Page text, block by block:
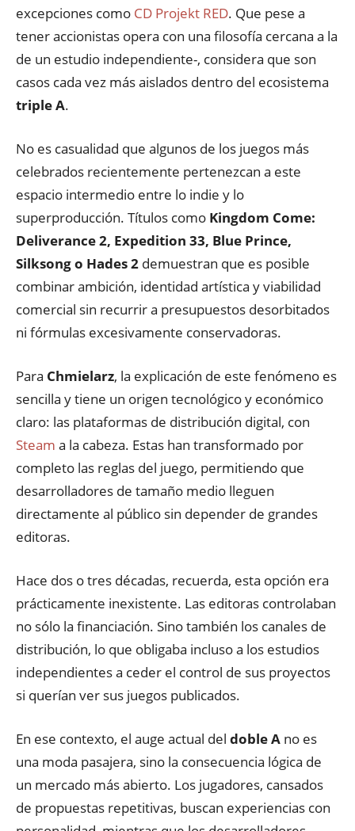
excepciones como CD Projekt RED. Que pese a
tener accionistas opera con una filosofía cercana a la
de un estudio independiente-, considera que son
casos cada vez más aislados dentro del ecosistema
triple A.
No es casualidad que algunos de los juegos más
celebrados recientemente pertenezcan a este
espacio intermedio entre lo indie y lo
superproducción. Títulos como Kingdom Come:
Deliverance 2, Expedition 33, Blue Prince,
Silksong o Hades 2 demuestran que es posible
combinar ambición, identidad artística y viabilidad
comercial sin recurrir a presupuestos desorbitados
ni fórmulas excesivamente conservadoras.
Para Chmielarz, la explicación de este fenómeno es
sencilla y tiene un origen tecnológico y económico
claro: las plataformas de distribución digital, con
Steam a la cabeza. Estas han transformado por
completo las reglas del juego, permitiendo que
desarrolladores de tamaño medio lleguen
directamente al público sin depender de grandes
editoras.
Hace dos o tres décadas, recuerda, esta opción era
prácticamente inexistente. Las editoras controlaban
no sólo la financiación. Sino también los canales de
distribución, lo que obligaba incluso a los estudios
independientes a ceder el control de sus proyectos
si querían ver sus juegos publicados.
En ese contexto, el auge actual del doble A no es
una moda pasajera, sino la consecuencia lógica de
un mercado más abierto. Los jugadores, cansados
de propuestas repetitivas, buscan experiencias con